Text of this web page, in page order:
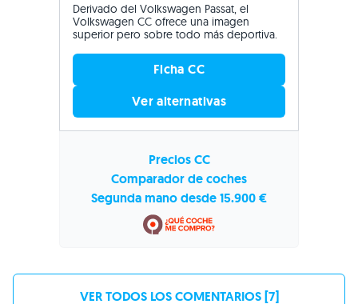
Derivado del Volkswagen Passat, el
Volkswagen CC ofrece una imagen
superior pero sobre todo más deportiva.
Ficha CC
Ver alternativas
Precios CC
Comparador de coches
Segunda mano desde 15.900 €
VER TODOS LOS COMENTARIOS [7]